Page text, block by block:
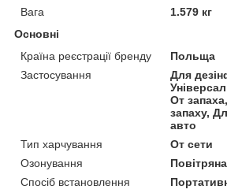
Вага
1.579 кг
Основні
Країна реєстрації бренду
Польща
Застосування
Для
От
запаху,
авто
Тип харчування
От сети
Озонування
Повітряна
Спосіб встановлення